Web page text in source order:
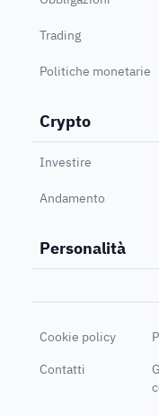
Trading
Politiche monetarie
Crypto
Investire
Andamento
Personalità
Cookie policy
Contatti